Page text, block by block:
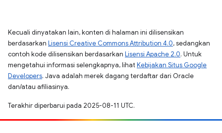
Kecuali dinyatakan lain, konten di halaman ini dilisensikan
berdasarkan Lisensi Creative Commons Attribution 4.0, sedangkan
contoh kode dilisensikan berdasarkan Lisensi Apache 2.0. Untuk
mengetahui informasi selengkapnya, lihatKebijakan Situs Google
Developers. Java adalah merek dagang terdaftar dari Oracle
dan/atau afiliasinya.
Terakhir diperbarui pada 2025-08-11 UTC.